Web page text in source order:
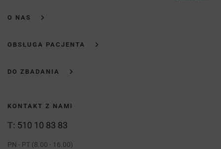
O NAS
OBSŁUGA PACJENTA
DO ZBADANIA
KONTAKT Z NAMI
T: 510 10 83 83
PN - PT (8.00 - 16.00)